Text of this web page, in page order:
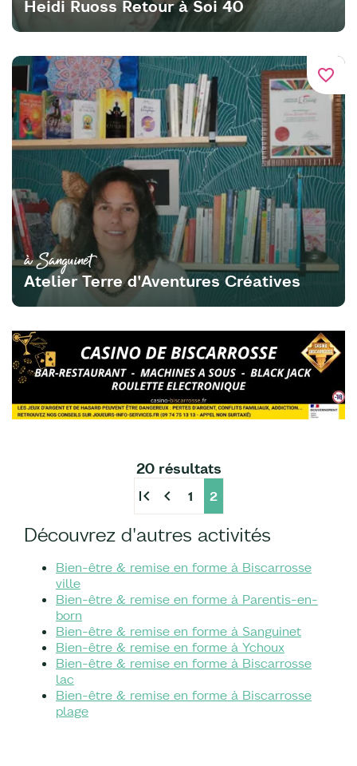
Heidi Ruoss Retour à Soi 40
favorite_border
à Sanguinet
Atelier Terre d'Aventures Créatives
20 résultats
first_page chevron_left 1 2
Découvrez d'autres activités
Bien-être & remise en forme à Biscarrosse
ville
Bien-être & remise en forme à Parentis-en-
born
Bien-être & remise en forme à Sanguinet
Bien-être & remise en forme à Ychoux
Bien-être & remise en forme à Biscarrosse
lac
Bien-être & remise en forme à Biscarrosse
plage